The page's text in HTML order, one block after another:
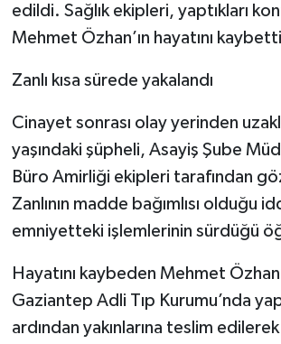
edildi. Sağlık ekipleri, yaptıkları
Mehmet Özhan’ın hayatını
Zanlı kısa sürede yakalandı
Cinayet sonrası olay yerinden
yaşındaki şüpheli, Asayiş Şube
Büro Amirliği ekipleri tarafından
Zanlının madde bağımlısı olduğu
emniyetteki işlemlerinin sürdüğü
Hayatını kaybeden Mehmet
Gaziantep Adli Tıp Kurumu’nda
ardından yakınlarına teslim